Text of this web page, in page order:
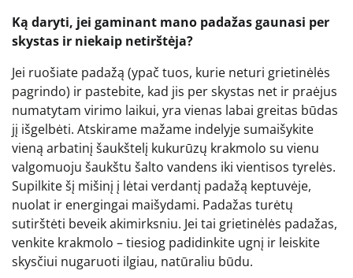
Ką daryti, jei gaminant mano padažas gaunasi per
skystas ir niekaip netirštėja?
Jei ruošiate padažą (ypač tuos, kurie neturi grietinėlės
pagrindo) ir pastebite, kad jis per skystas net ir praėjus
numatytam virimo laikui, yra vienas labai greitas būdas
jį išgelbėti. Atskirame mažame indelyje sumaišykite
vieną arbatinį šaukštelį kukurūzų krakmolo su vienu
valgomuoju šaukštu šalto vandens iki vientisos tyrelės.
Supilkite šį mišinį į lėtai verdantį padažą keptuvėje,
nuolat ir energingai maišydami. Padažas turėtų
sutirštėti beveik akimirksniu. Jei tai grietinėlės padažas,
venkite krakmolo – tiesiog padidinkite ugnį ir leiskite
skysčiui nugaruoti ilgiau, natūraliu būdu.